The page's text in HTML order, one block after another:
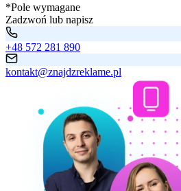
*Pole wymagane
Zadzwoń lub napisz
+48 572 281 890
kontakt@znajdzreklame.pl